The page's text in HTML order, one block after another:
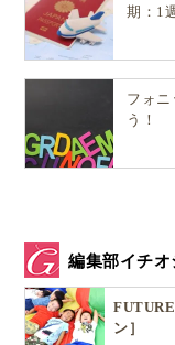
2014年にフォル
親の学び場をつく
主に平日の午前中
期：1
フォニ
う！
編集部イチ
ン］